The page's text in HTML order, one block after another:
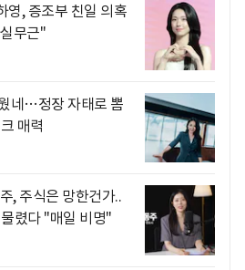
영, 증조부 친일 의혹
무근"
네…정장 자태로 뽐
매력
, 주식은 망한건가..
렸다 "매일 비명"